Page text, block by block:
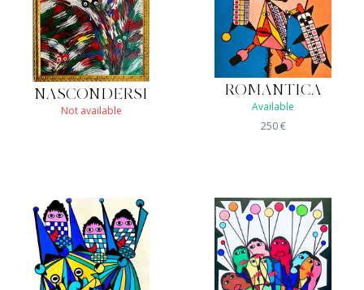
NASCONDERSI
Not available
ROMANTICA
Available
250€